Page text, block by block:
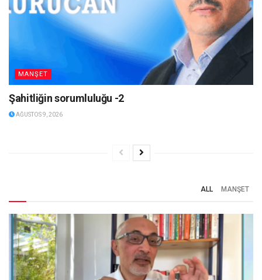
MANŞET
Şahitliğin sorumluluğu -2
AĞUSTOS 9, 2026
ALL MANŞET